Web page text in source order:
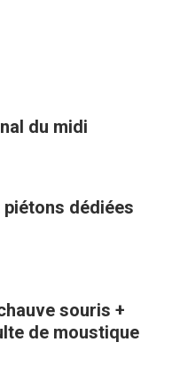
du midi
dédiées
souris +
de moustique